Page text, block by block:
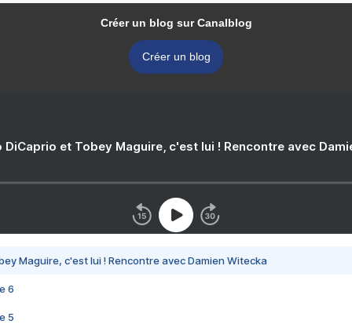
Créer un blog sur Canalblog
Créer un blog
DiCaprio et Tobey Maguire, c'est lui ! Rencontre avec
Maguire, c'est lui ! Rencontre avec Damien Witecka
6
5